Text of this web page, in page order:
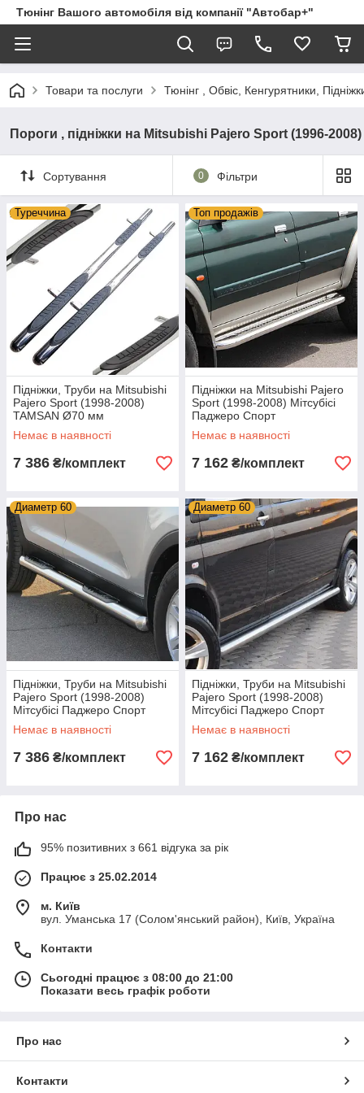
Тюнінг Вашого автомобіля від компанії "Автобар+"
Товари та послуги Тюнінг , Обвіс, Кенгурятники,
Пороги , підніжки на Mitsubishi Pajero Sport (1996-2008)
Сортування 0 Фільтри
Туреччина
Підніжки, Труби на Mitsubishi
Pajero Sport (1998-2008)
TAMSAN Ø70 мм
Немає в наявності
7 386 ₴/комплект
Топ продажів
Підніжки на Mitsubishi Pajero
Sport (1998-2008) Мітсубісі
Паджеро Спорт
Немає в наявності
7 162 ₴/комплект
Диаметр 60
Підніжки, Труби на Mitsubishi
Pajero Sport (1998-2008)
Мітсубісі Паджеро Спорт
Немає в наявності
7 386 ₴/комплект
Диаметр 60
Підніжки, Труби на Mitsubishi
Pajero Sport (1998-2008)
Мітсубісі Паджеро Спорт
Немає в наявності
7 162 ₴/комплект
Про нас
95% позитивних з 661 відгука за рік
Працює з 25.02.2014
м. Київ
вул. Уманська 17 (Солом'янський район), Київ, Україна
Контакти
Сьогодні працює з 08:00 до 21:00
Показати весь графік роботи
Про нас
Контакти